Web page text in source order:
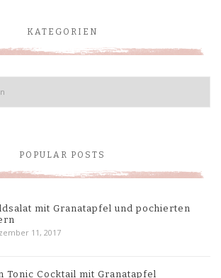
KATEGORIEN
POPULAR POSTS
mit Granatapfel und pochierten
11, 2017
Tonic Cocktail mit Granatapfel